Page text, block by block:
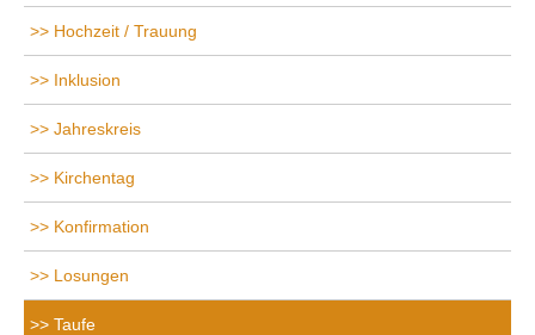
Hochzeit / Trauung
Inklusion
Jahreskreis
Kirchentag
Konfirmation
Losungen
Taufe